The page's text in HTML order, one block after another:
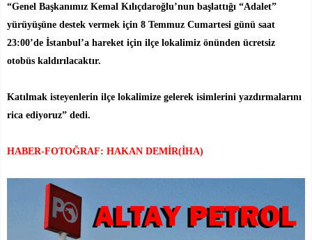
“Genel Başkanımız Kemal Kılıçdaroğlu’nun başlattığı “Adalet”
yürüyüşüne destek vermek için 8 Temmuz Cumartesi günü saat
23:00’de İstanbul’a hareket için ilçe lokalimiz önünden ücretsiz
otobüs kaldırılacaktır.
Katılmak isteyenlerin ilçe lokalimize gelerek isimlerini yazdırmalarını
rica ediyoruz” dedi.
HABER-FOTOĞRAF: HAKAN DEMİR(İHA)